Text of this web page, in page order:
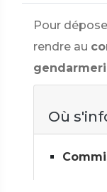
Pour
rendre au
Où